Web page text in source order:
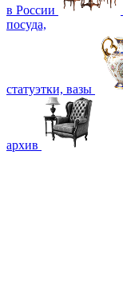
в России
посуда,
статуэтки, вазы
архив